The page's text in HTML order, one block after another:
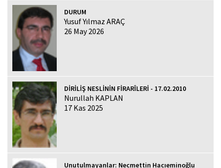
DURUM
Yusuf Yılmaz ARAÇ
26 May 2026
DİRİLİŞ NESLİNİN FİRARÎLERİ - 17.02.2010
Nurullah KAPLAN
17 Kas 2025
Unutulmayanlar: Necmettin Hacıeminoğlu